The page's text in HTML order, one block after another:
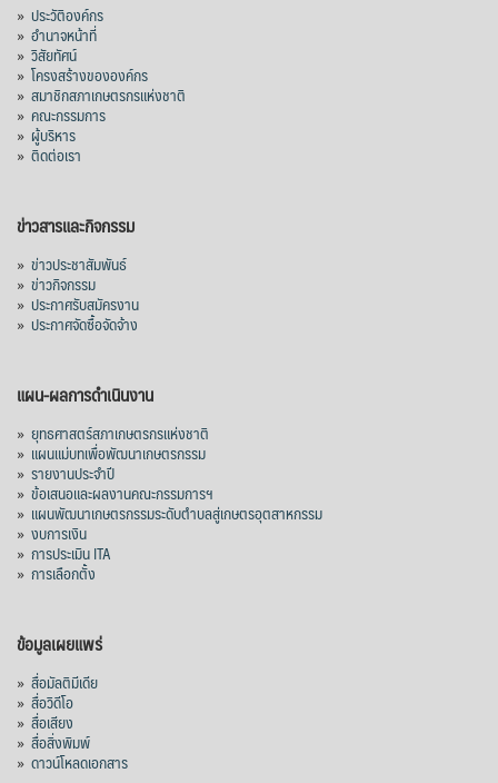
» ประวัติองค์กร
» อำนาจหน้าที่
» วิสัยทัศน์
» โครงสร้างขององค์กร
» สมาชิกสภาเกษตรกรแห่งชาติ
» คณะกรรมการ
» ผู้บริหาร
» ติดต่อเรา
ข่าวสารและกิจกรรม
» ข่าวประชาสัมพันธ์
» ข่าวกิจกรรม
» ประกาศรับสมัครงาน
» ประกาศจัดซื้อจัดจ้าง
แผน-ผลการดำเนินงาน
» ยุทธศาสตร์สภาเกษตรกรแห่งชาติ
» แผนแม่บทเพื่อพัฒนาเกษตรกรรม
» รายงานประจำปี
» ข้อเสนอและผลงานคณะกรรมการฯ
» แผนพัฒนาเกษตรกรรมระดับตำบลสู่เกษตรอุตสาหกรรม
» งบการเงิน
» การประเมิน ITA
» การเลือกตั้ง
ข้อมูลเผยแพร่
» สื่อมัลติมีเดีย
» สื่อวิดีโอ
» สื่อเสียง
» สื่อสิ่งพิมพ์
» ดาวน์โหลดเอกสาร